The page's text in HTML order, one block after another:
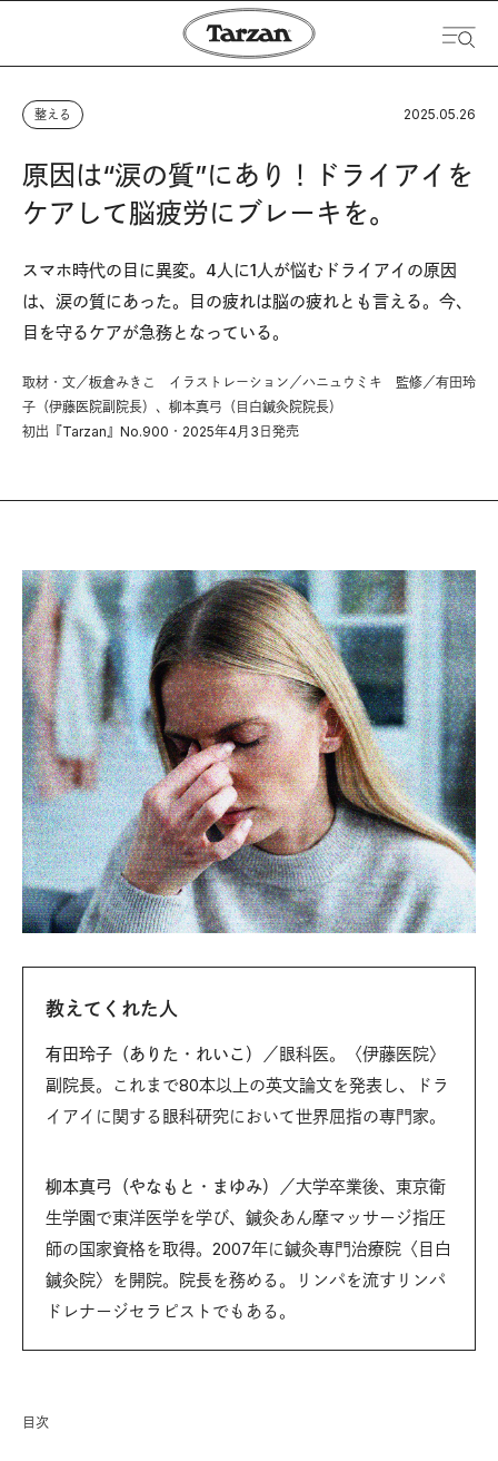
整える 2025.05.26
原因は“涙の質”にあり！ドライアイを
ケアして脳疲労にブレーキを。
スマホ時代の目に異変。4人に1人が悩むドライアイの原因
は、涙の質にあった。目の疲れは脳の疲れとも言える。今、
目を守るケアが急務となっている。
取材・文／板倉みきこ イラストレーション／ハニュウミキ 監修／有田玲
子（伊藤医院副院長）、柳本真弓（目白鍼灸院院長）
初出『Tarzan』No.900・2025年4月3日発売
教えてくれた人
有田玲子（ありた・れいこ）
／眼科医。〈伊藤医院〉
副院長。これまで80本以上の英文論文を発表し、ドラ
イアイに関する眼科研究において世界屈指の専門家。
柳本真弓（やなもと・まゆみ）
／大学卒業後、東京衛
生学園で東洋医学を学び、鍼灸あん摩マッサージ指圧
師の国家資格を取得。2007年に鍼灸専門治療院〈目白
鍼灸院〉を開院。院長を務める。リンパを流すリンパ
ドレナージセラピストでもある。
目次